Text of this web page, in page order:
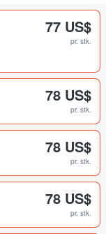
77 US$
pr. stk.
78 US$
pr. stk.
78 US$
pr. stk.
78 US$
pr. stk.